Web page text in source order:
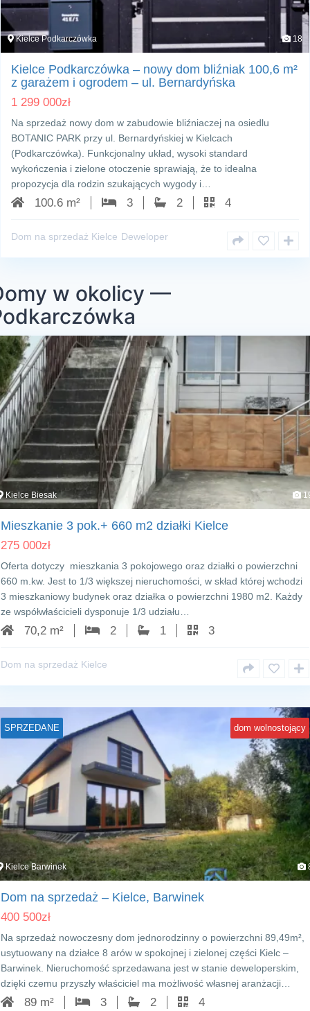
Kielce Podkarczówka 18
Kielce Podkarczówka – nowy dom bliźniak 100,6 m²
z garażem i ogrodem – ul. Bernardyńska
1 299 000zł
Na sprzedaż nowy dom w zabudowie bliźniaczej na osiedlu
BOTANIC PARK przy ul. Bernardyńskiej w Kielcach
(Podkarczówka). Funkcjonalny układ, wysoki standard
wykończenia i zielone otoczenie sprawiają, że to idealna
propozycja dla rodzin szukających wygody i…
100.6 m² 3 2 4
Dom na sprzedaż Kielce Deweloper
w okolicy —
Kielce Biesak
Mieszkanie 3 pok.+ 660 m2 działki Kielce
275 000zł
Oferta dotyczy mieszkania 3 pokojowego oraz działki o powierzchni
660 m.kw. Jest to 1/3 większej nieruchomości, w skład której wchodzi
3 mieszkaniowy budynek oraz działka o powierzchni 1980 m2. Każdy
ze współwłaścicieli dysponuje 1/3 udziału…
70,2 m² 2 1 3
Dom na sprzedaż Kielce
SPRZEDANE dom wolnostojący
Kielce Barwinek
Dom na sprzedaż – Kielce, Barwinek
400 500zł
Na sprzedaż nowoczesny dom jednorodzinny o powierzchni 89,49m²,
usytuowany na działce 8 arów w spokojnej i zielonej części Kielc –
Barwinek. Nieruchomość sprzedawana jest w stanie deweloperskim,
dzięki czemu przyszły właściciel ma możliwość własnej aranżacji…
89 m² 3 2 4